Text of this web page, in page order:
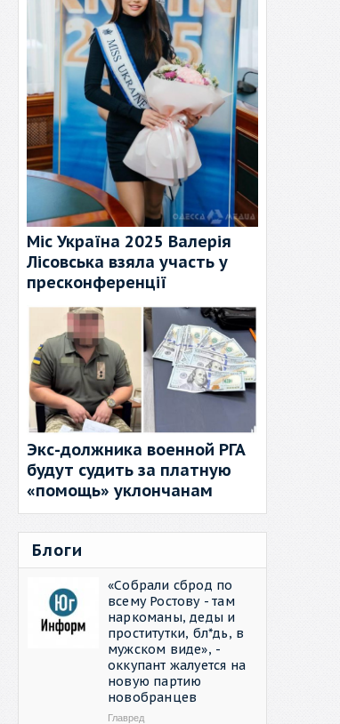
Міс Україна 2025 Валерія
Лісовська взяла участь у
пресконференції
Экс-должника военной РГА
будут судить за платную
«помощь» уклончанам
Блоги
«Собрали сброд по
всему Ростову - там
наркоманы, деды и
проститутки, бл*дь, в
мужском виде», -
оккупант жалуется на
новую партию
новобранцев
Главред